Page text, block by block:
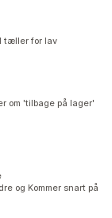
tæller for lav
om 'tilbage på lager'
og Kommer snart på